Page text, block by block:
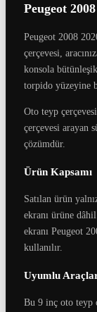
Peugeot
Peugeot 2008
çerçevesi,
konsola
torpido yüzeyine
Oto teyp
çerçevesi arayan
çözümdür.
Ürün Kapsamı
Satılan ürün
ekranı ürüne
ekranı Peugeot
kullanılır.
Uyumlu
Bu 9 inç oto teyp